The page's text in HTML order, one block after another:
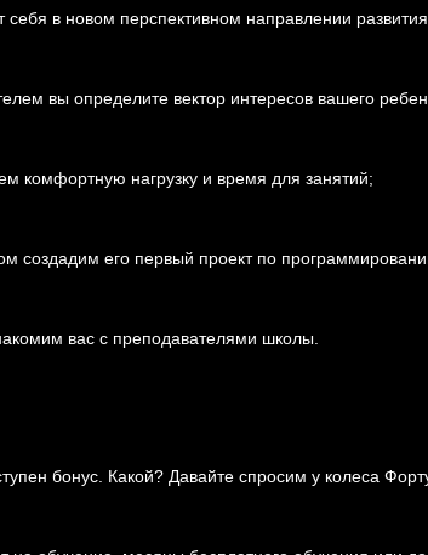
себя в новом перспективном направлении
вы определите вектор интересов вашего
комфортную нагрузку и время для занятий;
создадим его первый проект по
вас с преподавателями школы.
бонус. Какой? Давайте спросим у колеса